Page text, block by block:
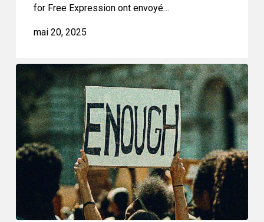
for Free Expression ont envoyé…
mai 20, 2025
Le
problème
avec
le
projet
de
règlement